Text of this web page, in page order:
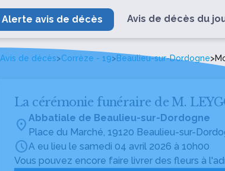
Alerte avis de décès Avis de décès du
Avis de décès>Corrèze - 19>Beaulieu-sur-Dordogne>
La cérémonie funéraire de M.
location_on Abbatiale de Beaulieu-sur-Dordogne
Place du Marché, 19120 Beaulieu-sur-
scheduleA eu lieu le samedi 04 avril 2026 à 10h00
Vous pouvez encore faire livrer des fleurs à